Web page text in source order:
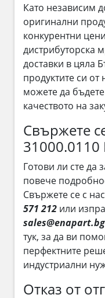
Като независим
оригинални
конкурентни
дистрибуторска
доставки в цяла
продуктите си
можете да
качеството на
Свържете
31000.0110
Готови ли сте да
повече
Свържете се с
571 212 или
sales@enapart.bg
тук, за да ви
перфектните
индустриални
Отказ от